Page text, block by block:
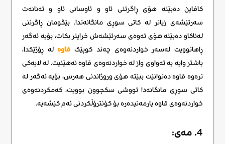
کافاین دەبێتە هۆی ڕاگرتنی ئاو و ئاوسانی ئاو و تەنانەت
سەرئێشەی زیاتر لە کاتی سوڕی مانگانەتدا. بێگومان ڕاگرتنی
لەناکاو دەبێتە هۆی ئەوەی سەرئێشەش خراپتر بکات، بۆیە ئەگەر
ڕاهاتوویت لەسەر خواردنەوەی چەند کوپێک قاوەلە ڕۆژێکدا،
باشتر وایە بە تەواوی واز لە خواردنەوەی قاوە نەهێنیت. لە لایەکی
ترەوە قاوە دەتوانێت ببێتە هۆی وروژاندنی هەرس، بۆیە ئەگەر لە
کاتی سوڕی مانگانەدا تووشی سکچوون بوویت، کەمکردنەوەی
خواردنەوەی قاوە یارمەتیدەرە بۆ کۆنترۆڵکردنی ئەم کێشەیە.
4. مەی: